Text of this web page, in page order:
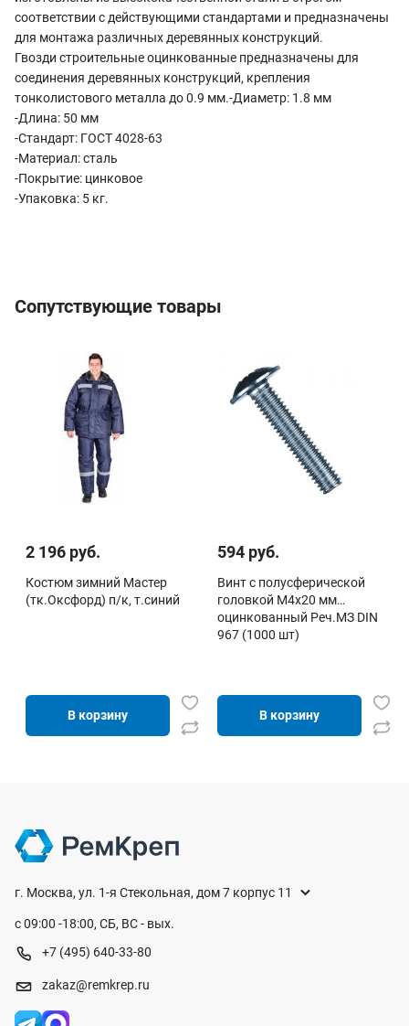
соответствии с действующими стандартами и предназначены
для монтажа различных деревянных конструкций.
Гвозди строительные оцинкованные предназначены для
соединения деревянных конструкций, крепления
тонколистового металла до 0.9 мм.-Диаметр: 1.8 мм
-Длина: 50 мм
-Стандарт: ГОСТ 4028-63
-Материал: сталь
-Покрытие: цинковое
-Упаковка: 5 кг.
Сопутствующие товары
2 196 руб.
Костюм зимний Мастер
(тк.Оксфорд) п/к, т.синий
В корзину
594 руб.
Винт c полусферической
головкой М4х20 мм
оцинкованный Реч.МЗ DIN
967 (1000 шт)
В корзину
г. Москва, ул. 1-я Стекольная, дом 7 корпус 11
с 09:00 -18:00, СБ, ВС - вых.
+7 (495) 640-33-80
zakaz@remkrep.ru